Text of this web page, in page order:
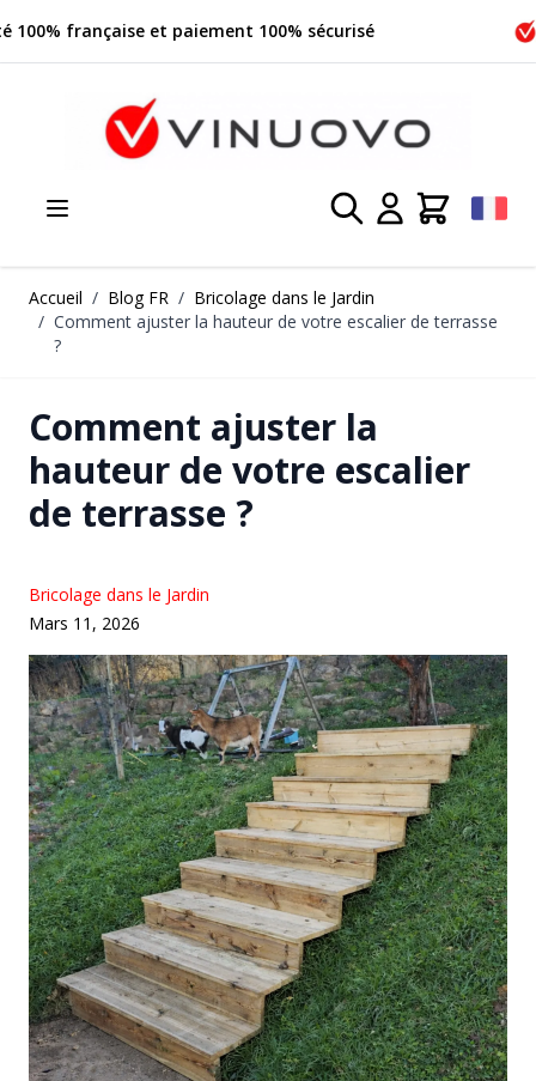
Société 100% française et paiement 100% sécurisé
Accueil / Blog FR / Bricolage dans le Jardin
/ Comment ajuster la hauteur de votre escalier de terrasse
?
Comment ajuster la
hauteur de votre escalier
de terrasse ?
Bricolage dans le Jardin
Mars 11, 2026